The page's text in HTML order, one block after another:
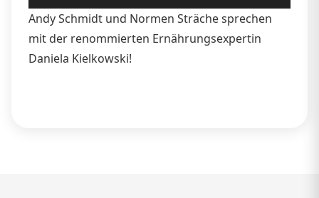
Player
Andy Schmidt und Normen Sträche sprechen
mit der renommierten Ernährungsexpertin
Daniela Kielkowski!